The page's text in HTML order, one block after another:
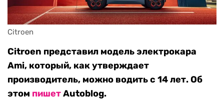
Citroen
Citroen представил модель электрокара
Ami, который, как утверждает
производитель, можно водить с 14 лет. Об
этом пишетAutoblog.